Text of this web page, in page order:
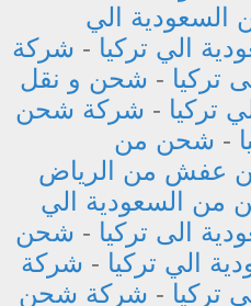
الي
الي تركيا - شركة
تركيا - شحن و نقل
تركيا - شركة شحن
- شحن من
عفش من الرياض
السعودية الي
الى تركيا - شحن
الي تركيا - شركة
تركيا - شركة شحن